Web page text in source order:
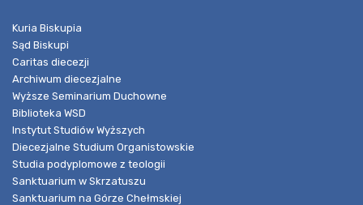
Kuria Biskupia
Sąd Biskupi
Caritas diecezji
Archiwum diecezjalne
Wyższe Seminarium Duchowne
Biblioteka WSD
Instytut Studiów Wyższych
Diecezjalne Studium Organistowskie
Studia podyplomowe z teologii
Sanktuarium w Skrzatuszu
Sanktuarium na Górze Chełmskiej